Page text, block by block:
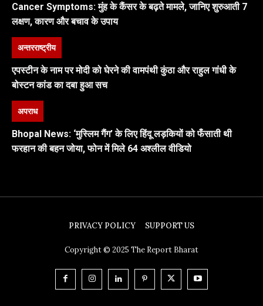
Cancer Symptoms: मुंह के कैंसर के बढ़ते मामले, जानिए शुरुआती 7
लक्षण, कारण और बचाव के उपाय
अन्तरराष्ट्रीय
एपस्टीन के नाम पर मोदी को घेरने की वामपंथी कुंठा और राहुल गांधी के
बोस्टन कांड का दबा हुआ सच
अपराध
Bhopal News: ‘मुस्लिम गैंग’ के लिए हिंदू लड़कियों को फँसाती थी
फरहान की बहन जोया, फोन में मिले 64 अश्लील वीडियो
PRIVACY POLICY SUPPORT US
Copyright © 2025 The Report Bharat